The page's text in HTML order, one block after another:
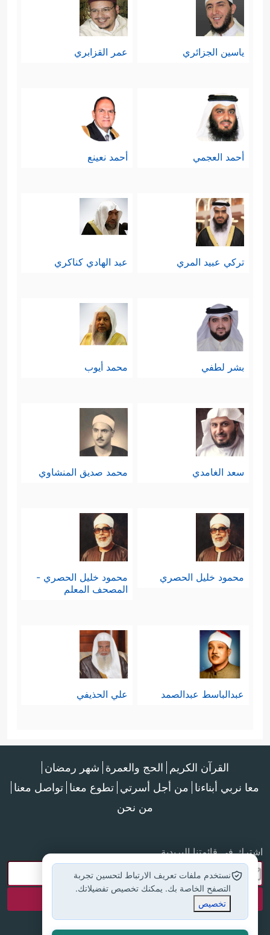
ياسين الجزائري عمر القزابري
أحمد العجمي أحمد نعينع
تركي عبيد المري عبد الهادي كناكري
بشر لطفي محمد أيوب
سعد الغامدي محمد صديق المنشاوي
محمود خليل الحصري
محمود خليل الحصري -
المصحف المعلم
عبدالباسط عبدالصمد علي الحذيفي
القرآن الكريم الحج والعمرة شهر رمضان
معا نربي أبناءنا من أجل أسرتي تطوع معنا تواصل معنا
من نحن
اشترك في قائمتنا البريدية
نستخدم ملفات تعريف الارتباط لتحسين تجربة
التصفح الخاصة بك. يمكنك تخصيص تفضيلاتك.
تخصيص